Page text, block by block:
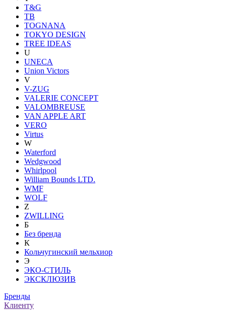
T&G
TB
TOGNANA
TOKYO DESIGN
TREE IDEAS
U
UNECA
Union Victors
V
V-ZUG
VALERIE CONCEPT
VALOMBREUSE
VAN APPLE ART
VERO
Virtus
W
Waterford
Wedgwood
Whirlpool
William Bounds LTD.
WMF
WOLF
Z
ZWILLING
Б
Без бренда
К
Кольчугинский мельхиор
Э
ЭКО-СТИЛЬ
ЭКСКЛЮЗИВ
Бренды
Клиенту